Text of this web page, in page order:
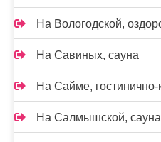
На Вологодской,
На Савиных, сауна
На Сайме,
На Салмышской, сауна